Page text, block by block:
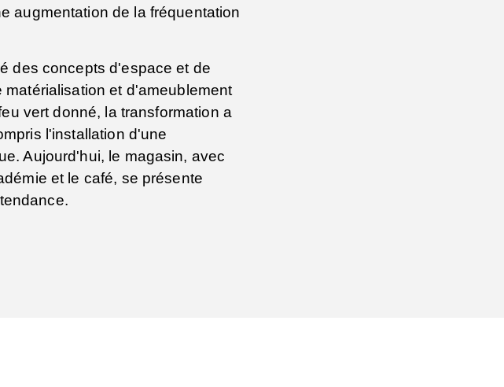
augmentation de la fréquentation
des concepts d'espace et de
et d'ameublement
vert donné, la transformation a
l'installation d'une
Aujourd'hui, le magasin, avec
et le café, se présente